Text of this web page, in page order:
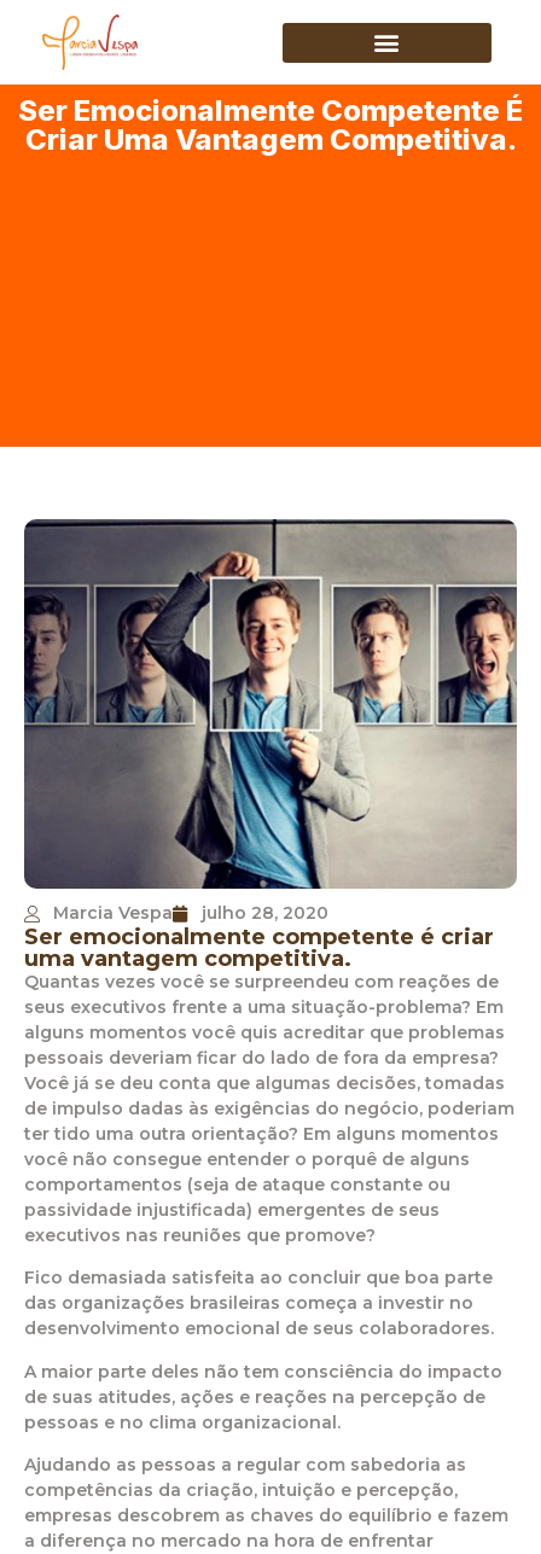
Ser Emocionalmente Competente É
Criar Uma Vantagem Competitiva.
Marcia Vespa julho 28, 2020
Ser emocionalmente competente é criar
uma vantagem competitiva.
Quantas vezes você se surpreendeu com reações de
seus executivos frente a uma situação-problema? Em
alguns momentos você quis acreditar que problemas
pessoais deveriam ficar do lado de fora da empresa?
Você já se deu conta que algumas decisões, tomadas
de impulso dadas às exigências do negócio, poderiam
ter tido uma outra orientação? Em alguns momentos
você não consegue entender o porquê de alguns
comportamentos (seja de ataque constante ou
passividade injustificada) emergentes de seus
executivos nas reuniões que promove?
Fico demasiada satisfeita ao concluir que boa parte
das organizações brasileiras começa a investir no
desenvolvimento emocional de seus colaboradores.
A maior parte deles não tem consciência do impacto
de suas atitudes, ações e reações na percepção de
pessoas e no clima organizacional.
Ajudando as pessoas a regular com sabedoria as
competências da criação, intuição e percepção,
empresas descobrem as chaves do equilíbrio e fazem
a diferença no mercado na hora de enfrentar